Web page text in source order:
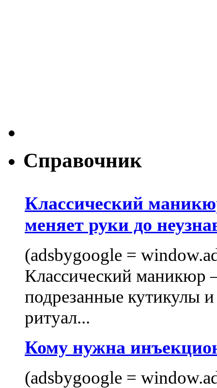
Справочник
Классический
меняет руки до
(adsbygoogle =
Классический маникюр
подрезанные кутикулы
ритуал...
Кому нужна
(adsbygoogle =